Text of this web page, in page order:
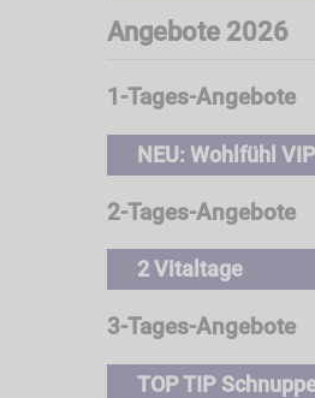
Angebote 2026
1-Tages-Angebote
NEU: Wohlfühl
2-Tages-Angebote
2 Vitaltage
3-Tages-Angebote
TOP TIP